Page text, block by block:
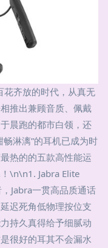
齐放的时代，从真无
推出兼顾音质、佩戴
晨跑的都市白领，还
淋漓”的耳机已成为时
热的的五款高性能运
\n\n1. Jabra Elite
Jabra一贯高品质通话
迟死角低物理按位支
持久真得给予细腻动
很好的耳其不会漏水